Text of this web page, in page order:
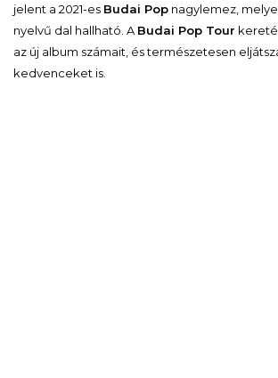
jelent a 2021-es Budai Pop nagylemez,
nyelvű dal hallható. A Budai Pop Tour
az új album számait, és természetesen
kedvenceket is.